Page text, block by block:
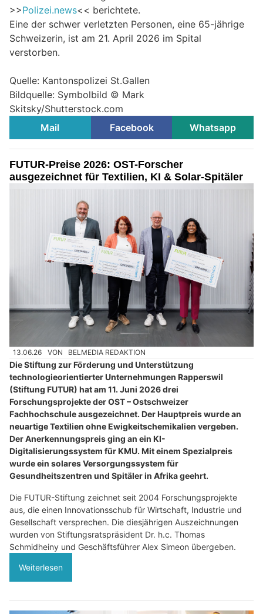
>>Polizei.news<< berichtete.
Eine der schwer verletzten Personen, eine 65-jährige
Schweizerin, ist am 21. April 2026 im Spital
verstorben.
Quelle: Kantonspolizei St.Gallen
Bildquelle: Symbolbild © Mark
Skitsky/Shutterstock.com
Mail
Facebook Whatsapp
FUTUR-Preise 2026: OST-Forscher
ausgezeichnet für Textilien, KI & Solar-Spitäler
13.06.26 VON BELMEDIA REDAKTION
Die Stiftung zur Förderung und Unterstützung
technologieorientierter Unternehmungen Rapperswil
(Stiftung FUTUR) hat am 11. Juni 2026 drei
Forschungsprojekte der OST – Ostschweizer
Fachhochschule ausgezeichnet. Der Hauptpreis wurde an
neuartige Textilien ohne Ewigkeitschemikalien vergeben.
Der Anerkennungspreis ging an ein KI-
Digitalisierungssystem für KMU. Mit einem Spezialpreis
wurde ein solares Versorgungssystem für
Gesundheitszentren und Spitäler in Afrika geehrt.
Die FUTUR-Stiftung zeichnet seit 2004 Forschungsprojekte
aus, die einen Innovationsschub für Wirtschaft, Industrie und
Gesellschaft versprechen. Die diesjährigen Auszeichnungen
wurden von Stiftungsratspräsident Dr. h.c. Thomas
Schmidheiny und Geschäftsführer Alex Simeon übergeben.
Weiterlesen